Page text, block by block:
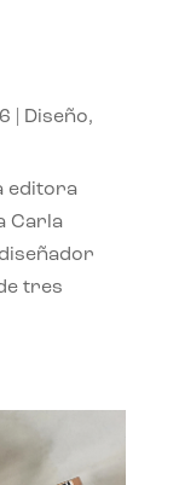
Diseño,
editora
Carla
tres